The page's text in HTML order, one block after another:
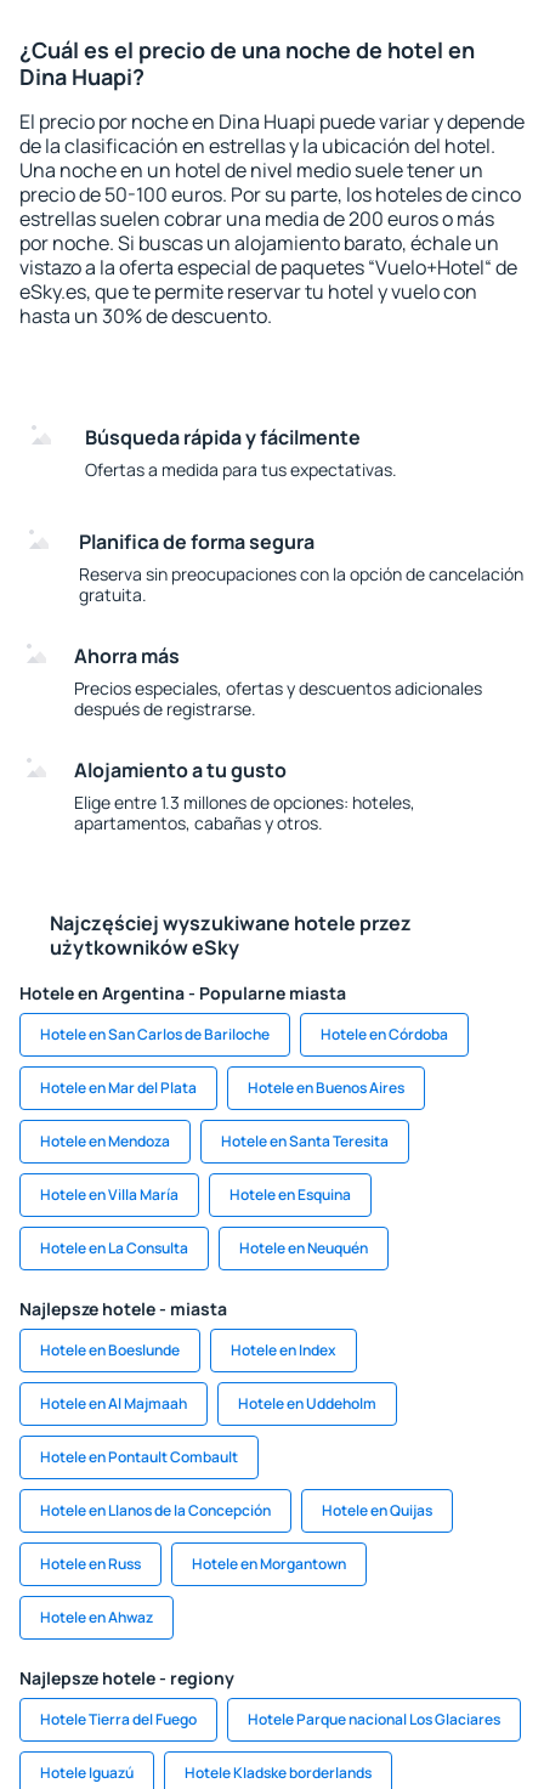
¿Cuál es el precio de una noche de hotel en
Dina Huapi?
El precio por noche en Dina Huapi puede variar y depende
de la clasificación en estrellas y la ubicación del hotel.
Una noche en un hotel de nivel medio suele tener un
precio de 50-100 euros. Por su parte, los hoteles de cinco
estrellas suelen cobrar una media de 200 euros o más
por noche. Si buscas un alojamiento barato, échale un
vistazo a la oferta especial de paquetes “Vuelo+Hotel“ de
eSky.es, que te permite reservar tu hotel y vuelo con
hasta un 30% de descuento.
Búsqueda rápida y fácilmente
Ofertas a medida para tus expectativas.
Planifica de forma segura
Reserva sin preocupaciones con la opción de cancelación
gratuita.
Ahorra más
Precios especiales, ofertas y descuentos adicionales
después de registrarse.
Alojamiento a tu gusto
Elige entre 1.3 millones de opciones: hoteles,
apartamentos, cabañas y otros.
Najczęściej wyszukiwane hotele przez
użytkowników eSky
Hotele en Argentina - Popularne miasta
Hotele en San Carlos de Bariloche Hotele en Córdoba
Hotele en Mar del Plata Hotele en Buenos Aires
Hotele en Mendoza Hotele en Santa Teresita
Hotele en Villa María Hotele en Esquina
Hotele en La Consulta Hotele en Neuquén
Najlepsze hotele - miasta
Hotele en Boeslunde Hotele en Index
Hotele en Al Majmaah Hotele en Uddeholm
Hotele en Pontault Combault
Hotele en Llanos de la Concepción Hotele en Quijas
Hotele en Russ Hotele en Morgantown
Hotele en Ahwaz
Najlepsze hotele - regiony
Hotele Tierra del Fuego Hotele Parque nacional Los Glaciares
Hotele Iguazú Hotele Kladske borderlands